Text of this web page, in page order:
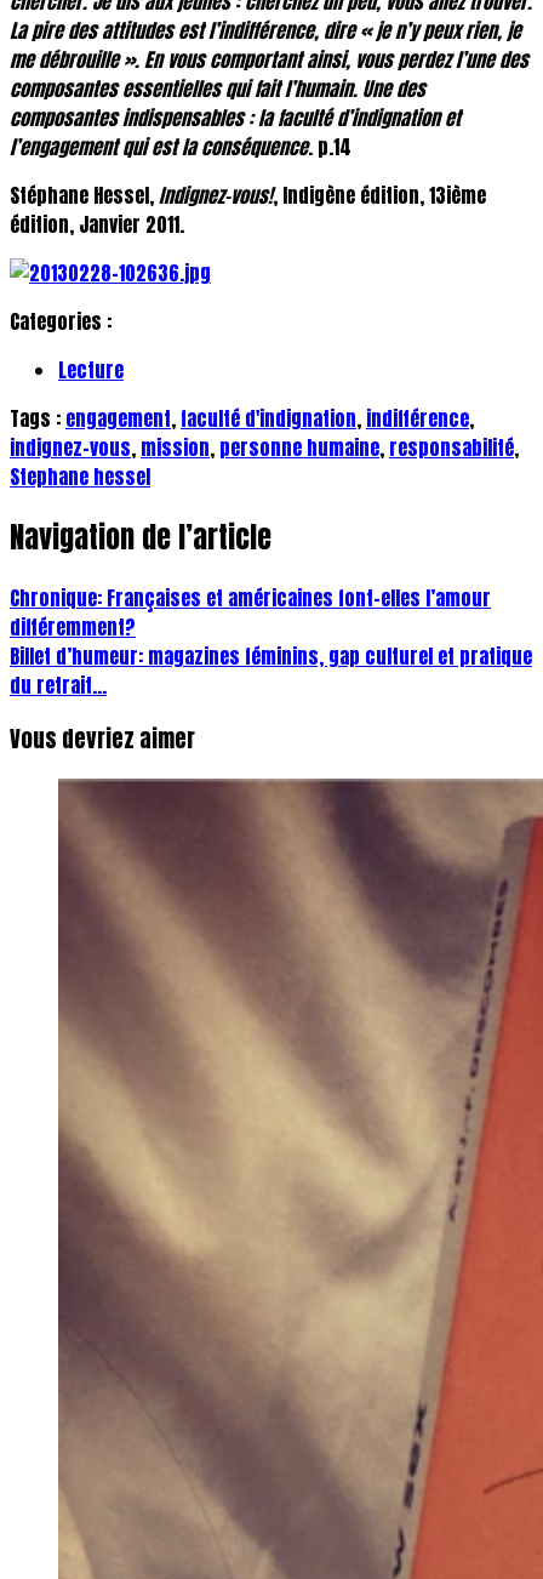
La pire des attitudes est l’indifférence, dire « je n’y peux rien, je
me débrouille ». En vous comportant ainsi, vous perdez l’une des
composantes essentielles qui fait l’humain. Une des
composantes indispensables : la faculté d’indignation et
l’engagement qui est la conséquence. p.14
Stéphane Hessel,Indignez-vous!, Indigène édition, 13ième
édition, Janvier 2011.
Categories :
Lecture
Tags : engagement, faculté d'indignation, indifférence,
indignez-vous, mission, personne humaine, responsabilité,
Stephane hessel
Navigation de l’article
Chronique: Françaises et américaines font-elles l’amour
différemment?
Billet d’humeur: magazines féminins, gap culturel et pratique
du retrait…
Vous devriez aimer